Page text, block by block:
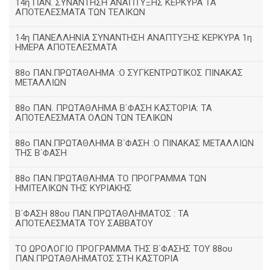
14η ΠΑΝ. ΣΥΝΑΝΤΗΣΗ ΑΝΑΠΤΥΞΗΣ ΚΕΡΚΥΡΑ ΤΑ
ΑΠΟΤΕΛΕΣΜΑΤΑ ΤΩΝ ΤΕΛΙΚΩΝ
14η ΠΑΝΕΛΛΗΝΙΑ ΣΥΝΑΝΤΗΣΗ ΑΝΑΠΤΥΞΗΣ ΚΕΡΚΥΡΑ 1η
ΗΜΕΡΑ ΑΠΟΤΕΛΕΣΜΑΤΑ
88ο ΠΑΝ.ΠΡΩΤΑΘΛΗΜΑ :Ο ΣΥΓΚΕΝΤΡΩΤΙΚΟΣ ΠΙΝΑΚΑΣ
ΜΕΤΑΛΛΙΩΝ
88ο ΠΑΝ. ΠΡΩΤΑΘΛΗΜΑ Β΄ΦΑΣΗ ΚΑΣΤΟΡΙΑ: ΤΑ
ΑΠΟΤΕΛΕΣΜΑΤΑ ΟΛΩΝ ΤΩΝ ΤΕΛΙΚΩΝ
88ο ΠΑΝ.ΠΡΩΤΑΘΛΗΜΑ Β΄ΦΑΣΗ :Ο ΠΙΝΑΚΑΣ ΜΕΤΑΛΛΙΩΝ
ΤΗΣ Β΄ΦΑΣΗ
88ο ΠΑΝ.ΠΡΩΤΑΘΛΗΜΑ ΤΟ ΠΡΟΓΡΑΜΜΑ ΤΩΝ
ΗΜΙΤΕΛΙΚΩΝ ΤΗΣ ΚΥΡΙΑΚΗΣ
Β΄ΦΑΣΗ 88ου ΠΑΝ.ΠΡΩΤΑΘΛΗΜΑΤΟΣ : ΤΑ
ΑΠΟΤΕΛΕΣΜΑΤΑ ΤΟΥ ΣΑΒΒΑΤΟΥ
ΤΟ ΩΡΟΛΟΓΙΟ ΠΡΟΓΡΑΜΜΑ ΤΗΣ Β΄ΦΑΣΗΣ ΤΟΥ 88ου
ΠΑΝ.ΠΡΩΤΑΘΛΗΜΑΤΟΣ ΣΤΗ ΚΑΣΤΟΡΙΑ